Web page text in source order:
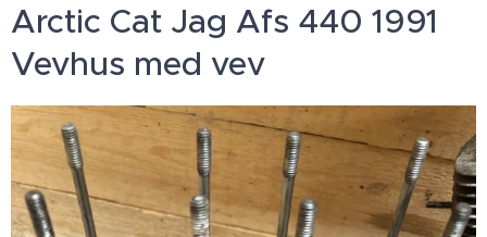
Arctic Cat Jag Afs 440 1991
Vevhus med vev